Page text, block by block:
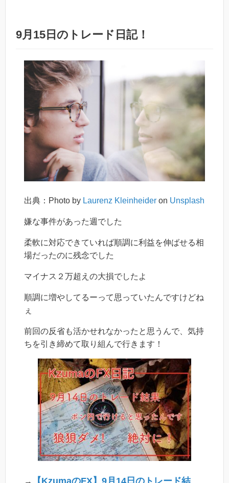
9月15日のトレード日記！
出典：Photo by Laurenz Kleinheider on Unsplash
嫌な事件があった週でした
柔軟に対応できていれば順調に利益を伸ばせる相
場だったのに残念でした
マイナス２万超えの大損でしたよ
順調に増やしてるーって思っていたんですけどね
ぇ
前回の反省も活かせれなかったと思うんで、気持
ちを引き締めて取り組んで行きます！